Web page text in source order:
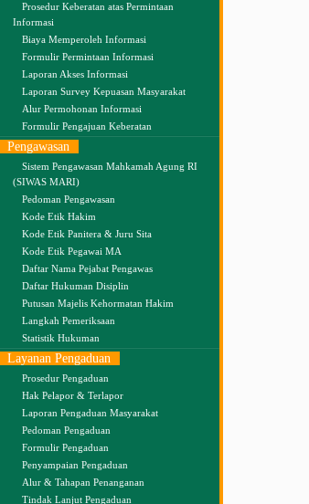
Prosedur Keberatan atas Permintaan
Informasi
Biaya Memperoleh Informasi
Formulir Permintaan Informasi
Laporan Akses Informasi
Laporan Survey Kepuasan Masyarakat
Alur Permohonan Informasi
Formulir Pengajuan Keberatan
Pengawasan
Sistem Pengawasan Mahkamah Agung RI
(SIWAS MARI)
Pedoman Pengawasan
Kode Etik Hakim
Kode Etik Panitera & Juru Sita
Kode Etik Pegawai MA
Daftar Nama Pejabat Pengawas
Daftar Hukuman Disiplin
Putusan Majelis Kehormatan Hakim
Langkah Pemeriksaan
Statistik Hukuman
Layanan Pengaduan
Prosedur Pengaduan
Hak Pelapor & Terlapor
Laporan Pengaduan Masyarakat
Pedoman Pengaduan
Formulir Pengaduan
Penyampaian Pengaduan
Alur & Tahapan Penanganan
Tindak Lanjut Pengaduan